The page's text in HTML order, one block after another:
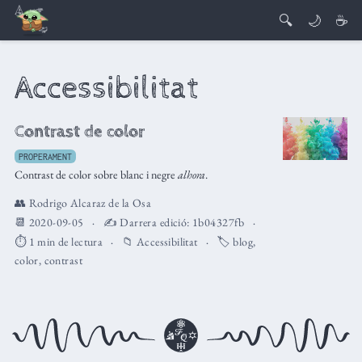
🔍 🌙 ☕
Accessibilitat
Contrast de color
PROPERAMENT
Contrast de color sobre blanc i negre alhora.
👥 Rodrigo Alcaraz de la Osa
📆 2020-09-05
✍️ Darrera edició: 1b04327fb
⏱️ 1 min de lectura
📁 Accessibilitat 🏷️blog,
color, contrast